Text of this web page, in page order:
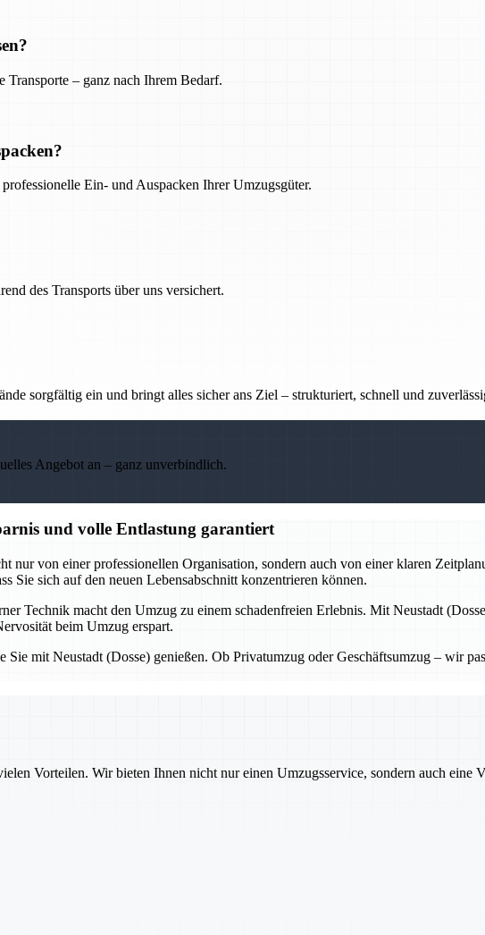
– ganz nach Ihrem Bedarf.
Ein- und Auspacken Ihrer Umzugsgüter.
des Transports über uns versichert.
sorgfältig ein und bringt alles sicher ans Ziel – strukturiert, schnell und
Angebot an – ganz unverbindlich.
und volle Entlastung garantiert
von einer professionellen Organisation, sondern auch von einer klaren
Sie sich auf den neuen Lebensabschnitt konzentrieren können.
Technik macht den Umzug zu einem schadenfreien Erlebnis. Mit Neustadt
beim Umzug erspart.
mit Neustadt (Dosse) genießen. Ob Privatumzug oder Geschäftsumzug – wir
Vorteilen. Wir bieten Ihnen nicht nur einen Umzugsservice, sondern auch